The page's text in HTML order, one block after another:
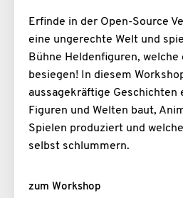
Erfinde in der Open-Source
eine ungerechte Welt und
Bühne Heldenfiguren,
besiegen! In diesem
aussagekräftige Geschichten
Figuren und Welten baut,
Spielen produziert und
selbst schlummern.
zum Workshop